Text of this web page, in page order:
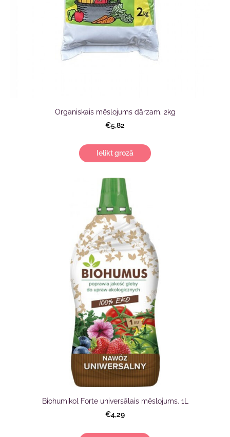
Organiskais mēslojums dārzam. 2kg
€5,82
Ielikt grozā
Biohumikol Forte universālais mēslojums. 1L
€4,29